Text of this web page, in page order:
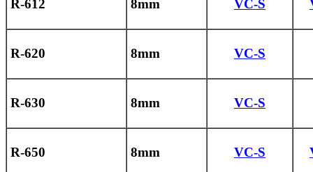
R-612 8mm VC-S
R-620 8mm VC-S
R-630 8mm VC-S
R-650 8mm VC-S